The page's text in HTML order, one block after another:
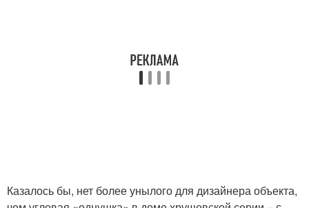
Казалось бы, нет более унылого для дизайнера объекта,